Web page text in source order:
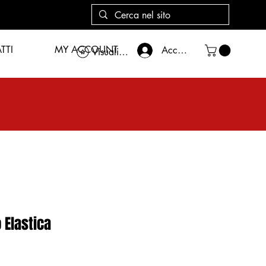
Accedi
Visualizza punti
MY ACCOUNT
Elastica